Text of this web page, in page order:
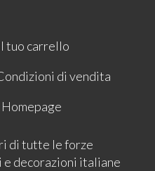
tuo carrello
di vendita
Homepage
di tutte le forze
decorazioni italiane